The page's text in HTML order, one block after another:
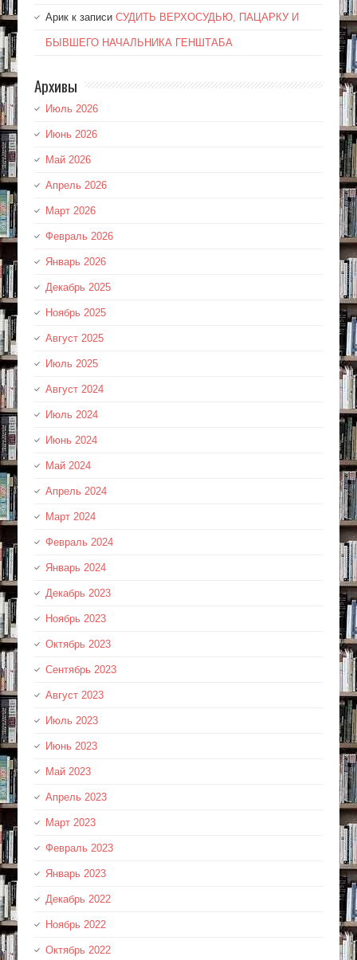
Арикк записи СУДИТЬ ВЕРХОСУДЬЮ, ПАЦАРКУ И
БЫВШЕГО НАЧАЛЬНИКА ГЕНШТАБА
Архивы
Июль 2026
Июнь 2026
Май 2026
Апрель 2026
Март 2026
Февраль 2026
Январь 2026
Декабрь 2025
Ноябрь 2025
Август 2025
Июль 2025
Август 2024
Июль 2024
Июнь 2024
Май 2024
Апрель 2024
Март 2024
Февраль 2024
Январь 2024
Декабрь 2023
Ноябрь 2023
Октябрь 2023
Сентябрь 2023
Август 2023
Июль 2023
Июнь 2023
Май 2023
Апрель 2023
Март 2023
Февраль 2023
Январь 2023
Декабрь 2022
Ноябрь 2022
Октябрь 2022